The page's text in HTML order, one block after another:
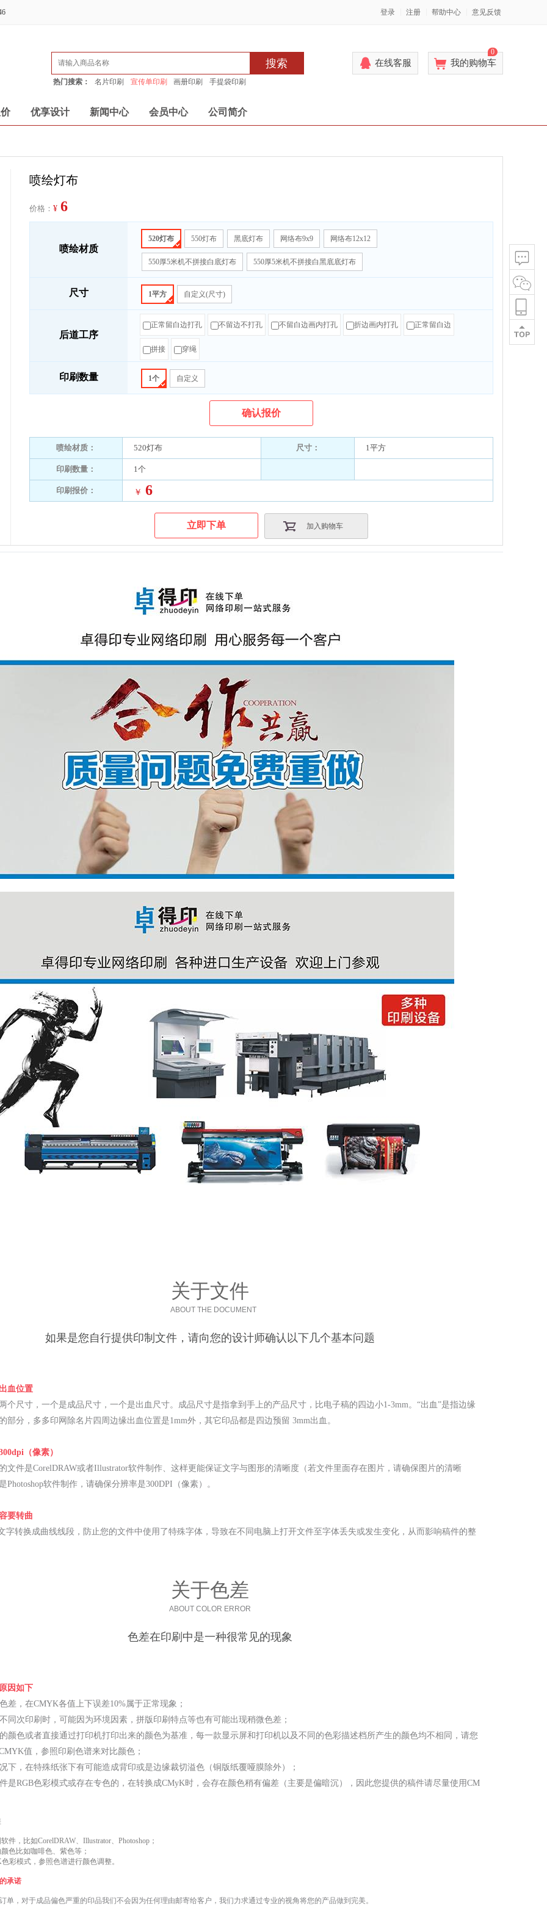
登录 注册 帮助中心 意见反馈
搜索
热门搜索： 名片印刷 宣传单印刷 画册印刷 手提袋印刷
在线客服 我的购物车
0
优享设计 新闻中心 会员中心 公司简介
喷绘灯布
价格： ¥ 6
喷绘材质
520灯布 550灯布 黑底灯布 网络布9x9 网络布12x12
550厚5米机不拼接白底灯布 550厚5米机不拼接白黑底底灯布
尺寸 1平方 自定义(尺寸)
后道工序
正常留白边打孔 不留边不打孔 不留白边画内打孔 折边画内打孔 正常留白边
拼接 穿绳
印刷数量 1个 自定义
确认报价
喷绘材质： 520灯布 尺寸： 1平方
印刷数量： 1个
印刷报价： ￥ 6
立即下单 加入购物车
关于文件
ABOUT THE DOCUMENT
如果是您自行提供印制文件，请向您的设计师确认以下几个基本问题
血位置
个尺寸，一个是成品尺寸，一个是出血尺寸。成品尺寸是指拿到手上的产品尺寸，比电子稿的四边小1-3mm。“出血”是指边缘
部分，多多印网除名片四周边缘出血位置是1mm外，其它印品都是四边预留 3mm出血。
（像素）
文件是CorelDRAW或者Illustrator软件制作、这样更能保证文字与图形的清晰度（若文件里面存在图片，请确保图片的清晰
Photoshop软件制作，请确保分辨率是300DPI（像素）。
要转曲
字转换成曲线线段，防止您的文件中使用了特殊字体，导致在不同电脑上打开文件至字体丢失或发生变化，从而影响稿件的整
关于色差
ABOUT COLOR ERROR
色差在印刷中是一种很常见的现象
因如下
差，在CMYK各值上下误差10%属于正常现象；
同次印刷时，可能因为环境因素，拼版印刷特点等也有可能出现稍微色差；
颜色或者直接通过打印机打印出来的颜色为基准，每一款显示屏和打印机以及不同的色彩描述档所产生的颜色均不相同，请您
值，参照印刷色谱来对比颜色；
下，在特殊纸张下有可能造成背印或是边缘裁切溢色（铜版纸覆哑膜除外）；
是RGB色彩模式或存在专色的，在转换成CMyK时，会存在颜色稍有偏差（主要是偏暗沉），因此您提供的稿件请尽量使用CM
，比如CorelDRAW、Illustrator、Photoshop；
比如咖啡色、紫色等；
模式，参照色谱进行颜色调整。
承诺
，对于成品偏色严重的印品我们不会因为任何理由邮寄给客户，我们力求通过专业的视角将您的产品做到完美。